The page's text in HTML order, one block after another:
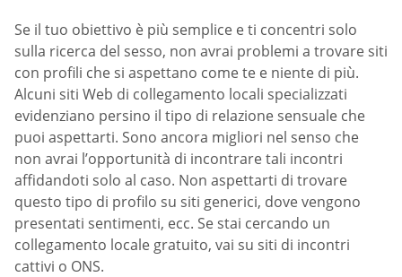
Se il tuo obiettivo è più semplice e ti concentri solo
sulla ricerca del sesso, non avrai problemi a trovare siti
con profili che si aspettano come te e niente di più.
Alcuni siti Web di collegamento locali specializzati
evidenziano persino il tipo di relazione sensuale che
puoi aspettarti. Sono ancora migliori nel senso che
non avrai l’opportunità di incontrare tali incontri
affidandoti solo al caso. Non aspettarti di trovare
questo tipo di profilo su siti generici, dove vengono
presentati sentimenti, ecc. Se stai cercando un
collegamento locale gratuito, vai su siti di incontri
cattivi o ONS.